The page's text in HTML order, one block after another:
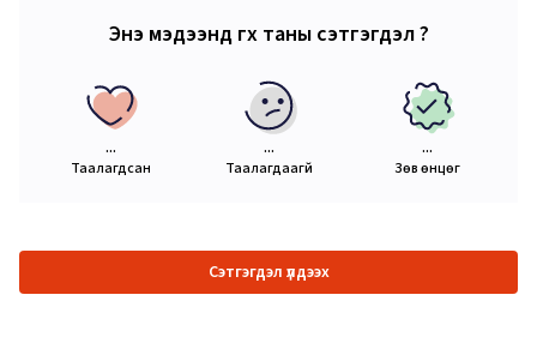
Энэ мэдээнд өгөх таны сэтгэгдэл ?
...
Таалагдсан
...
Таалагдаагүй
...
Зөв өнцөг
Сэтгэгдэл үлдээх